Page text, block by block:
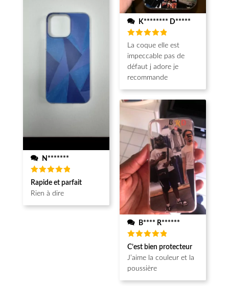
N*******
Note5
sur 5
Rapide et parfait
Rien à dire
K******** D*****
Note5
sur 5
La coque elle est
impeccable pas de
défaut j adore je
recommande
B**** R******
Note5
sur 5
C’est bien protecteur
J’aime la couleur et la
poussière